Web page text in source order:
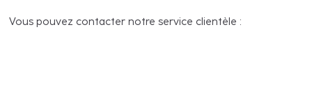
Vous pouvez contacter notre service clientèle :